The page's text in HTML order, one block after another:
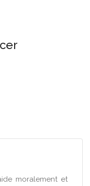
moralement et